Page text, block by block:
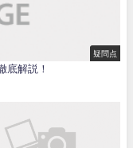
疑問点
底解説！